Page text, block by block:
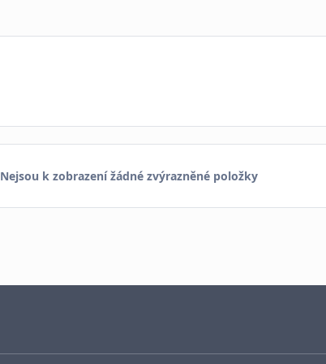
Nejsou k zobrazení žádné zvýrazněné položky